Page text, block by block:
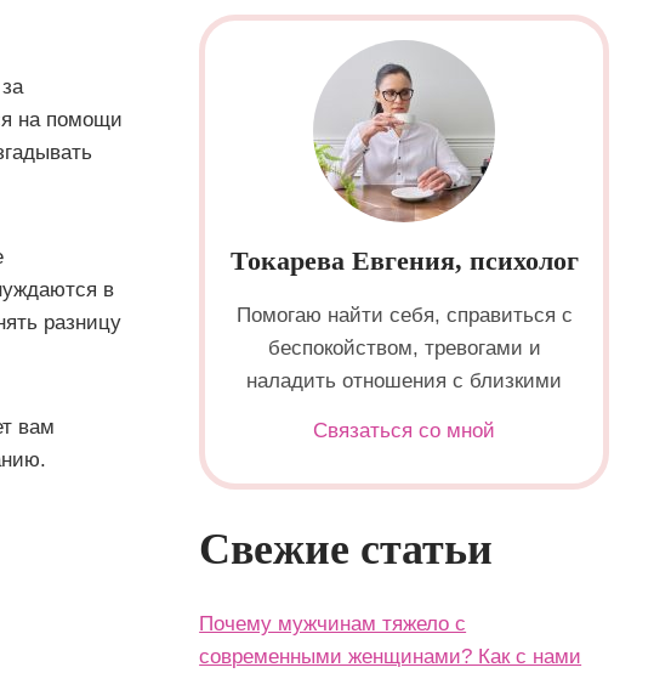
на помощи
в
разницу
вам
Токарева Евгения, психолог
Помогаю найти себя, справиться с
беспокойством, тревогами и
наладить отношения с близкими
Связаться со мной
Свежие статьи
Почему мужчинам тяжело с
современными женщинами? Как с нами